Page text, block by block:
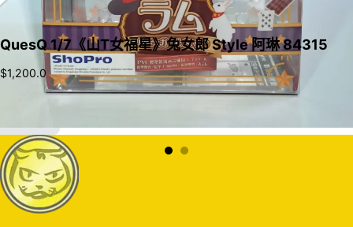
QuesQ 1/7《山T女福星》兔女郎 Style 阿琳 84315
$1,200.0